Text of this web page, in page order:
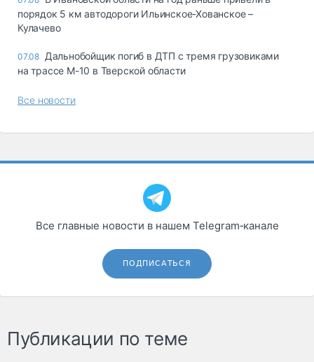
порядок 5 км автодороги Ильинское-Хованское –
Кулачево
07.08 Дальнобойщик погиб в ДТП с тремя грузовиками
на трассе М-10 в Тверской области
Все новости
Все главные новости в нашем Telegram‑канале
ПОДПИСАТЬСЯ
Публикации по теме